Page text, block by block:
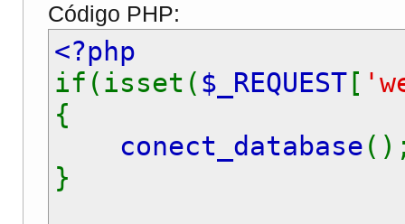
?>
<!DOCTYPE html
<html xmlns="http://
<head>
<meta http-
<title>Registrate</
Código PHP:
<?php
if(isset( $_REQUEST [
{
conect_database
}